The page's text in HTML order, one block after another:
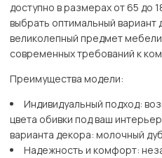
доступно в размерах от 65 до
выбрать оптимальный
великолепный предмет
современных требований к
Преимущества модели:
Индивидуальный подход:
цвета обивки под ваш
варианта декора: молочный
Надежность и комфорт: